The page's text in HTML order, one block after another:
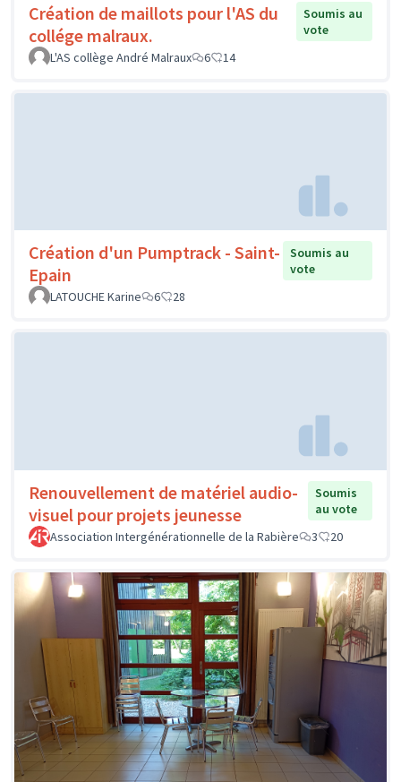
Création de maillots pour l'AS du
collége malraux.
Soumis au
vote
L'AS collège André Malraux
6 14
Création d'un Pumptrack - Saint-
Epain
Soumis au
vote
LATOUCHE Karine
6 28
Renouvellement de matériel audio-
visuel pour projets jeunesse
Soumis
au vote
Association Intergénérationnelle de la Rabière
3 20